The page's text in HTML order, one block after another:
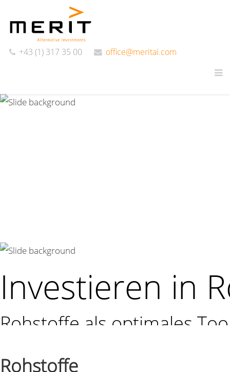
+43 (1) 317 35 00 office@meritai.com
Investieren in
Rohstoffe als optimales
und Portfoliosteuerung.
Rohstoffe